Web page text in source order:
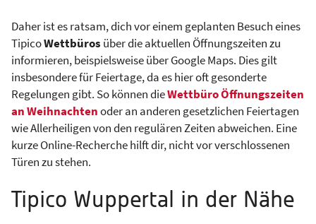
Daher ist es ratsam, dich vor einem geplanten Besuch eines
TipicoWettbüros über die aktuellen Öffnungszeiten zu
informieren, beispielsweise über Google Maps. Dies gilt
insbesondere für Feiertage, da es hier oft gesonderte
Regelungen gibt. So können dieWettbüro Öffnungszeiten
an Weihnachtenoder an anderen gesetzlichen Feiertagen
wie Allerheiligen von den regulären Zeiten abweichen. Eine
kurze Online-Recherche hilft dir, nicht vor verschlossenen
Türen zu stehen.
Tipico Wuppertal in der Nähe